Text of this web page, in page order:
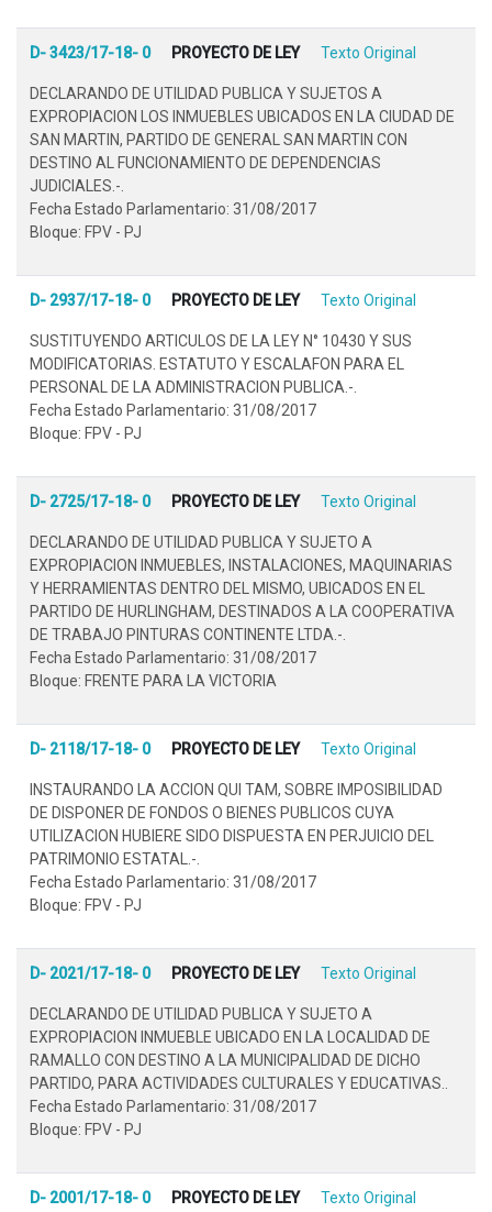
D- 3423/17-18- 0 PROYECTO DE LEY Texto Original
DECLARANDO DE UTILIDAD PUBLICA Y SUJETOS A
EXPROPIACION LOS INMUEBLES UBICADOS EN LA CIUDAD DE
SAN MARTIN, PARTIDO DE GENERAL SAN MARTIN CON
DESTINO AL FUNCIONAMIENTO DE DEPENDENCIAS
JUDICIALES.-.
Fecha Estado Parlamentario: 31/08/2017
Bloque: FPV - PJ
D- 2937/17-18- 0 PROYECTO DE LEY Texto Original
SUSTITUYENDO ARTICULOS DE LA LEY N° 10430 Y SUS
MODIFICATORIAS. ESTATUTO Y ESCALAFON PARA EL
PERSONAL DE LA ADMINISTRACION PUBLICA.-.
Fecha Estado Parlamentario: 31/08/2017
Bloque: FPV - PJ
D- 2725/17-18- 0 PROYECTO DE LEY Texto Original
DECLARANDO DE UTILIDAD PUBLICA Y SUJETO A
EXPROPIACION INMUEBLES, INSTALACIONES, MAQUINARIAS
Y HERRAMIENTAS DENTRO DEL MISMO, UBICADOS EN EL
PARTIDO DE HURLINGHAM, DESTINADOS A LA COOPERATIVA
DE TRABAJO PINTURAS CONTINENTE LTDA.-.
Fecha Estado Parlamentario: 31/08/2017
Bloque: FRENTE PARA LA VICTORIA
D- 2118/17-18- 0 PROYECTO DE LEY Texto Original
INSTAURANDO LA ACCION QUI TAM, SOBRE IMPOSIBILIDAD
DE DISPONER DE FONDOS O BIENES PUBLICOS CUYA
UTILIZACION HUBIERE SIDO DISPUESTA EN PERJUICIO DEL
PATRIMONIO ESTATAL.-.
Fecha Estado Parlamentario: 31/08/2017
Bloque: FPV - PJ
D- 2021/17-18- 0 PROYECTO DE LEY Texto Original
DECLARANDO DE UTILIDAD PUBLICA Y SUJETO A
EXPROPIACION INMUEBLE UBICADO EN LA LOCALIDAD DE
RAMALLO CON DESTINO A LA MUNICIPALIDAD DE DICHO
PARTIDO, PARA ACTIVIDADES CULTURALES Y EDUCATIVAS..
Fecha Estado Parlamentario: 31/08/2017
Bloque: FPV - PJ
D- 2001/17-18- 0 PROYECTO DE LEY Texto Original